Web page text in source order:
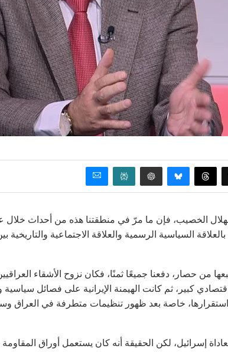
والهلال الخصيب، فإن ما مرّ في منطقتنا هذه من أحداث
السياسية الرسمية والعلاقة الاجتماعية والتاريخية
العراق مرحلة الحرب مع بداية عام 1991 وما تبعها من حصار، دفعنا جميعًا ثمنًا، فكان نزوح
هناك ثمن اقتصادي كبير، ثم كانت الهيمنة الإيرانية على فصائل
خاصة بعد ظهور تنظيمات متطرفة في العراق
إسرائيل، لكن الحقيقة أنه كان يستعمل أوراق